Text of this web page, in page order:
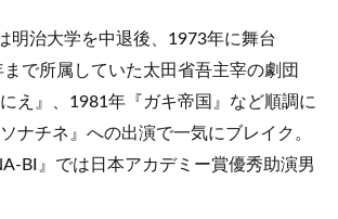
明治大学を中退後、1973年に舞台
で所属していた太田省吾主宰の劇団
え』、1981年『ガキ帝国』など順調に
ナチネ』への出演で一気にブレイク。
BI』では日本アカデミー賞優秀助演男